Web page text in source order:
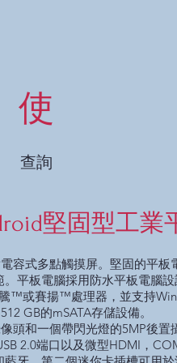
使
查詢
堅固型工業
容式多點觸摸屏。堅固的平
平板電腦採用防水平板電腦
™或賽揚™處理器，並支持
GB的mSATA存儲設備。
頭和一個帶閃光燈的5MP後
2.0端口以及微型HDMI，